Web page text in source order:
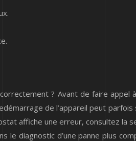
? Avant de faire appel
de l’appareil peut
affiche une erreur, consultez
le diagnostic d’une panne plus